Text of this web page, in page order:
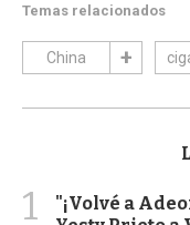
Temas relacionados
China
1
"¡Volvé a